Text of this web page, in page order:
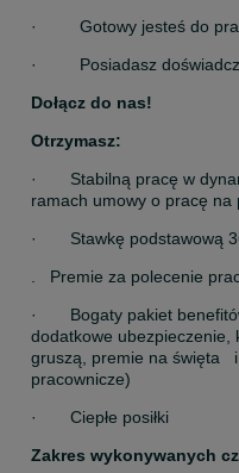
·         Gotowy jesteś do
·         Posiadasz
Dołącz do nas!
Otrzymasz:
·       Stabilną pracę w
ramach umowy o pracę na
·       Stawkę
.   Premie za polecenie
·       Bogaty pakiet
dodatkowe ubezpieczenie,
gruszą, premie na święta
pracownicze)
·       Ciepłe posiłki
Zakres wykonywanych